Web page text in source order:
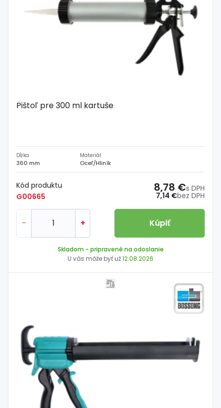
Pištoľ pre 300 ml kartuše
Dĺžka
360 mm
Materiál
Oceľ/Hliník
Kód produktu
G00665
7,14 €bez DPH
8,78 €s DPH
- + Kúpiť
Skladom - pripravené na odoslanie
U vás môže byť už12.08.2026